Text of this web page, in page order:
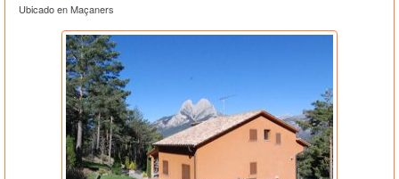
Ubicado en Maçaners